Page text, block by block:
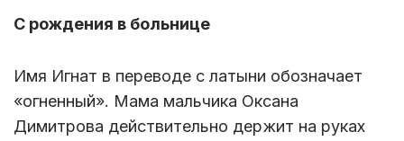
С рождения в больнице
Имя Игнат в переводе с латыни обозначает
«огненный». Мама мальчика Оксана
Димитрова действительно держит на руках